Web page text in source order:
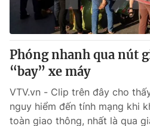
Phóng nhanh qua nút
“bay” xe máy
VTV.vn - Clip trên đây cho
nguy hiểm đến tính mạng khi
toàn giao thông, nhất là qua